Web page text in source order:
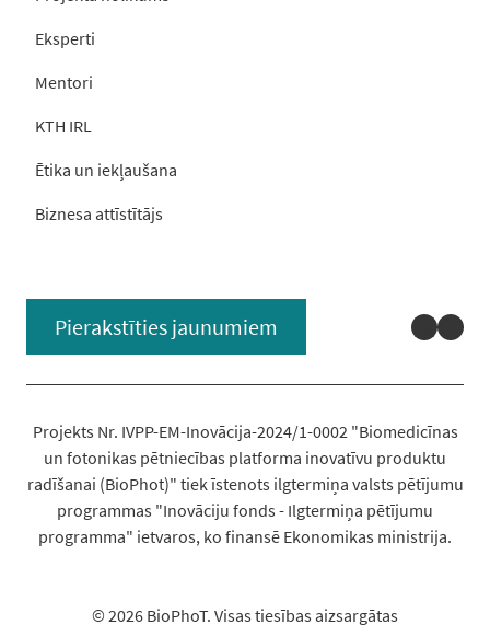
Eksperti
Mentori
KTH IRL
Ētika un iekļaušana
Biznesa attīstītājs
Pierakstīties jaunumiem
Projekts Nr. IVPP-EM-Inovācija-2024/1-0002 "Biomedicīnas
un fotonikas pētniecības platforma inovatīvu produktu
radīšanai (BioPhot)" tiek īstenots ilgtermiņa valsts pētījumu
programmas "Inovāciju fonds - Ilgtermiņa pētījumu
programma" ietvaros, ko finansē Ekonomikas ministrija.
© 2026 BioPhoT. Visas tiesības aizsargātas